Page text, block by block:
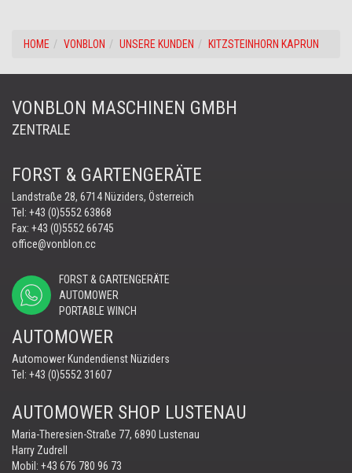
HOME VONBLON UNSERE KUNDEN KITZSTEINHORN KAPRUN
VONBLON MASCHINEN GMBH
ZENTRALE
FORST & GARTENGERÄTE
Landstraße 28, 6714 Nüziders, Österreich
Tel: +43 (0)5552 63868
Fax: +43 (0)5552 66745
office@vonblon.cc
FORST & GARTENGERÄTE
AUTOMOWER
PORTABLE WINCH
AUTOMOWER
Automower Kundendienst Nüziders
Tel: +43 (0)5552 31607
AUTOMOWER SHOP LUSTENAU
Maria-Theresien-Straße 77, 6890 Lustenau
Harry Zudrell
Mobil: +43 676 780 96 73